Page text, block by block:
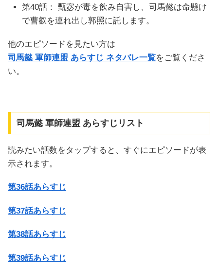
第40話： 甄宓が毒を飲み自害し、司馬懿は命懸け
で曹叡を連れ出し郭照に託します。
他のエピソードを見たい方は
司馬懿 軍師連盟 あらすじ ネタバレ一覧をご覧くださ
い。
司馬懿 軍師連盟 あらすじリスト
読みたい話数をタップすると、すぐにエピソードが表
示されます。
第36話あらすじ
第37話あらすじ
第38話あらすじ
第39話あらすじ